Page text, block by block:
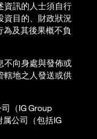
資訊的人士須自行
資目的、財政狀況
及其後果概不負
不向身處與發佈或
轄地之人發送或供
（IG Group
属公司（包括IG